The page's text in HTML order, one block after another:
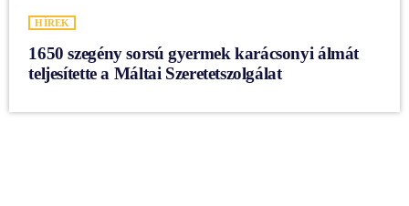
HÍREK
1650 szegény sorsú gyermek karácsonyi álmát
teljesítette a Máltai Szeretetszolgálat